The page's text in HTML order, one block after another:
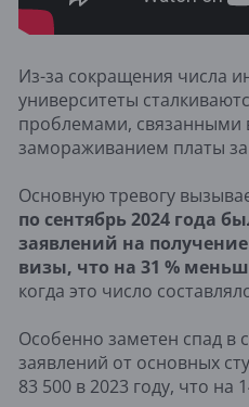
Из-за сокращения числа
университеты
проблемами, связанными
замораживанием платы
Основную тревогу
по сентябрь 2024 года
заявлений на
визы, что на 31 %
когда это число
Особенно заметен спад в
заявлений от основных
83 500 в 2023 году, что на